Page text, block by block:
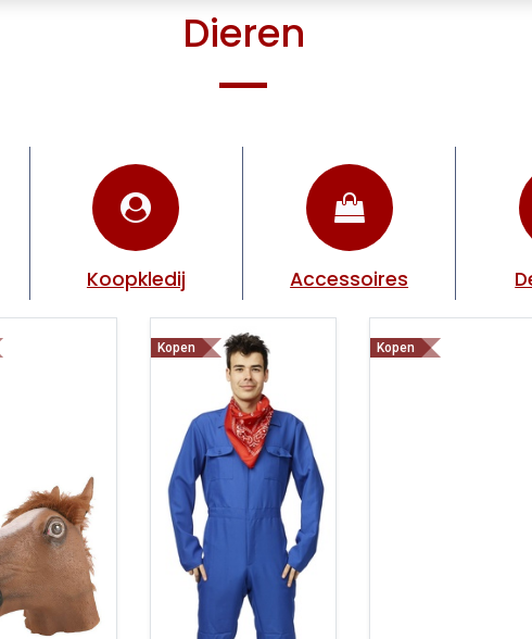
Dieren​
Koopkledij Accessoires
Kopen Kopen